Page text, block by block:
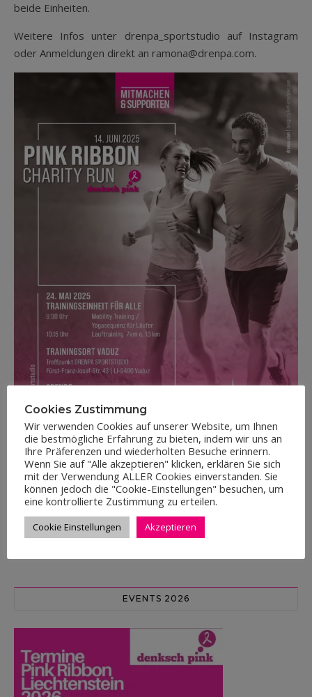
beide Einheiten.
Weitere Infos unter drenpa_sportstudio auf Instagram
oder Anmeldungen direkt an ramona@drenpa.com.
Charity-Lauf Lauftraining LGT Marathon
EVENTS 2026
Cookies Zustimmung
Wir verwenden Cookies auf unserer Website, um Ihnen
die bestmögliche Erfahrung zu bieten, indem wir uns an
Ihre Präferenzen und wiederholten Besuche erinnern.
Wenn Sie auf "Alle akzeptieren" klicken, erklären Sie sich
mit der Verwendung ALLER Cookies einverstanden. Sie
können jedoch die "Cookie-Einstellungen" besuchen, um
eine kontrollierte Zustimmung zu erteilen.
Cookie Einstellungen Akzeptieren